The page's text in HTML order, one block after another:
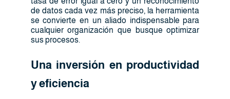
de datos cada vez más preciso, la herramienta
se convierte en un aliado indispensable para
cualquier organización que busque optimizar
sus procesos.
Una inversión en productividad
y eficiencia